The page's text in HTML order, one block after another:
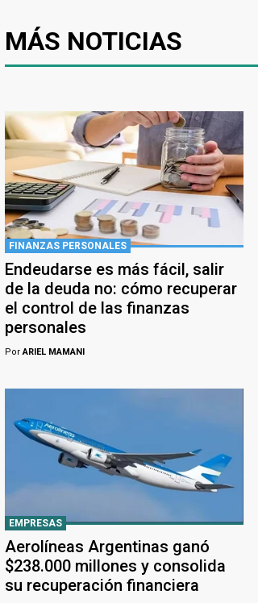
MÁS NOTICIAS
FINANZAS PERSONALES
Endeudarse es más fácil, salir
de la deuda no: cómo recuperar
el control de las finanzas
personales
PorARIEL MAMANI
EMPRESAS
Aerolíneas Argentinas ganó
$238.000 millones y consolida
su recuperación financiera